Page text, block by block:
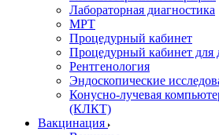
Лабораторная диагностика
МРТ
Процедурный кабинет
Процедурный кабинет для
Рентгенология
Эндоскопические
Конусно-лучевая
(КЛКТ)
Вакцинация